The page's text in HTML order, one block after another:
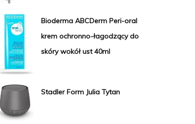
Bioderma ABCDerm Peri-oral
krem ochronno-łagodzący do
skóry wokół ust 40ml
Stadler Form Julia Tytan